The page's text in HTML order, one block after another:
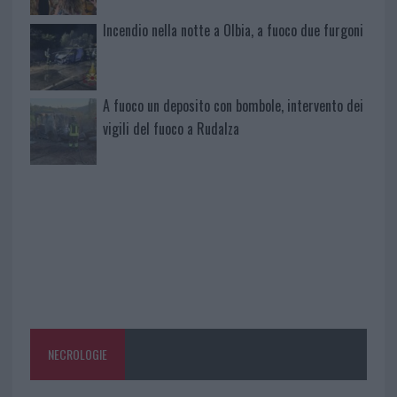
Incendio nella notte a Olbia, a fuoco due furgoni
A fuoco un deposito con bombole, intervento dei
vigili del fuoco a Rudalza
NECROLOGIE